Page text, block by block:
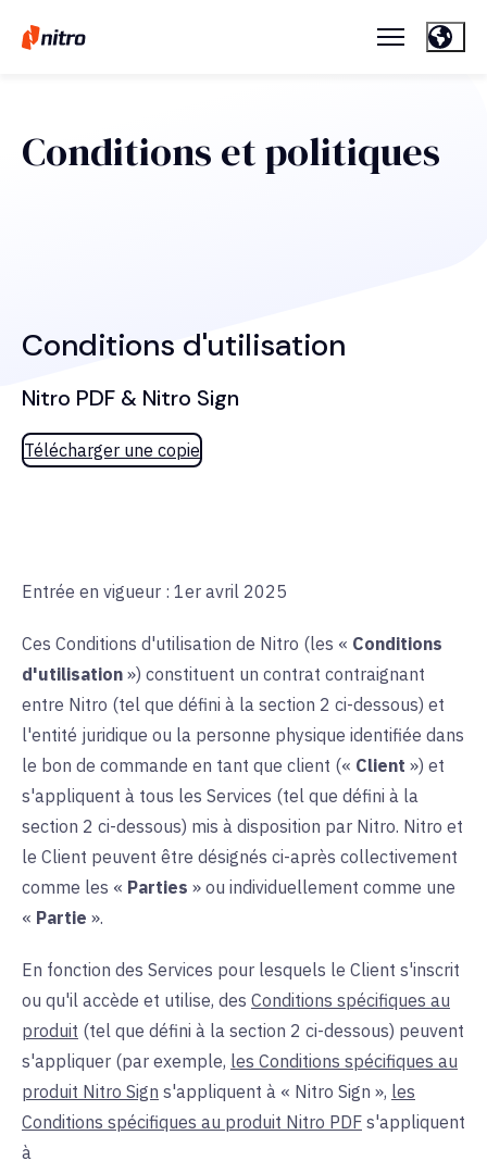
Conditions et politiques
Conditions d'utilisation
Nitro PDF & Nitro Sign
Télécharger une copie
Entrée en vigueur : 1er avril 2025
Ces Conditions d'utilisation de Nitro (les « Conditions
d'utilisation ») constituent un contrat contraignant
entre Nitro (tel que défini à la section 2 ci-dessous) et
l'entité juridique ou la personne physique identifiée dans
le bon de commande en tant que client (« Client ») et
s'appliquent à tous les Services (tel que défini à la
section 2 ci-dessous) mis à disposition par Nitro. Nitro et
le Client peuvent être désignés ci-après collectivement
comme les « Parties » ou individuellement comme une
« Partie ».
En fonction des Services pour lesquels le Client s'inscrit
ou qu'il accède et utilise, des Conditions spécifiques au
produit (tel que défini à la section 2 ci-dessous) peuvent
s'appliquer (par exemple, les Conditions spécifiques au
produit Nitro Sign s'appliquent à « Nitro Sign », les
Conditions spécifiques au produit Nitro PDF s'appliquent
à